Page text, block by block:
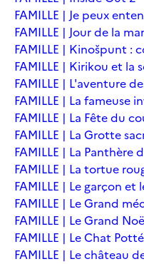
FAMILLE | Je peux
FAMILLE | Jour de la
FAMILLE | Kinošpunt :
FAMILLE | Kirikou et la
FAMILLE | L'aventure
FAMILLE | La fameuse
FAMILLE | La Fête du
FAMILLE | La Grotte
FAMILLE | La Panthère
FAMILLE | La tortue
FAMILLE | Le garçon et
FAMILLE | Le Grand
FAMILLE | Le Grand
FAMILLE | Le Chat
FAMILLE | Le château